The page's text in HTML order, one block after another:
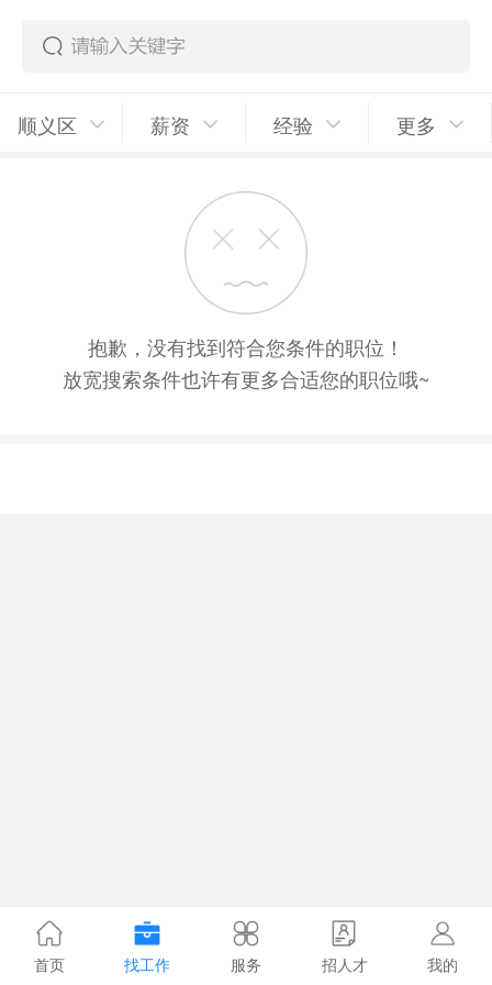
顺义区 薪资 经验 更多
抱歉，没有找到符合您条件的职位！
放宽搜索条件也许有更多合适您的职位哦~
首页 找工作 服务 招人才 我的